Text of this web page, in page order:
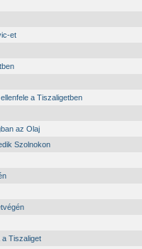
et
a Tiszaligetben
az Olaj
Szolnokon
a Tiszaliget